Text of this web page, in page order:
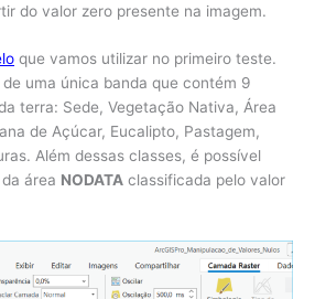
do valor zero presente na imagem.
que vamos utilizar no primeiro teste.
uma única banda que contém 9
terra: Sede, Vegetação Nativa, Área
de Açúcar, Eucalipto, Pastagem,
Além dessas classes, é possível
área NODATA classificada pelo valor